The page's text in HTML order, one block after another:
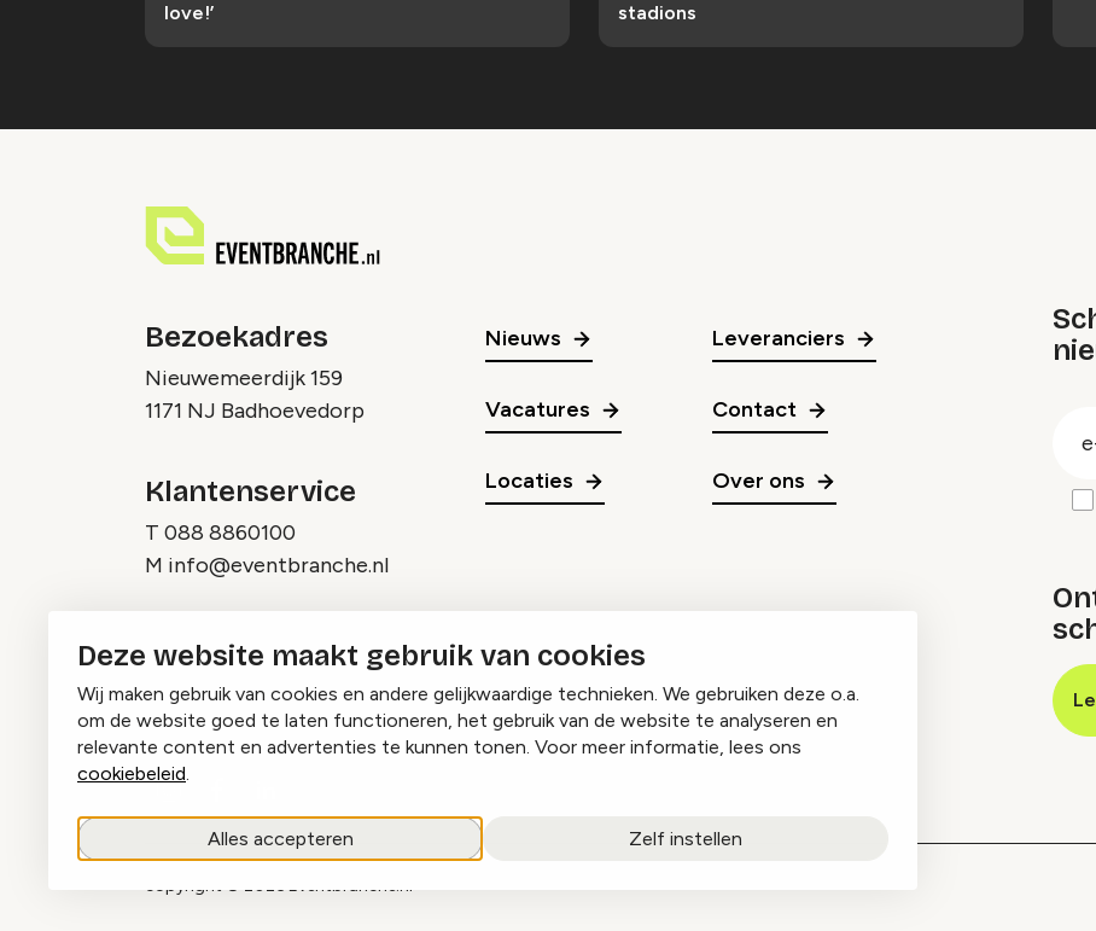
Deze website maakt gebruik van cookies
Wij maken gebruik van cookies en andere gelijkwaardige technieken. We gebruiken deze o.a.
om de website goed te laten functioneren, het gebruik van de website te analyseren en
relevante content en advertenties te kunnen tonen. Voor meer informatie, lees ons
cookiebeleid.
Alles accepteren Zelf instellen
love!’
stadions
Bezoekadres
Nieuwemeerdijk 159
1171 NJ Badhoevedorp
Klantenservice
T 088 8860100
M info@eventbranche.nl
Nieuws
Vacatures
Locaties
Leveranciers
Contact
Over ons
copyright © 2026 Eventbranche.nl